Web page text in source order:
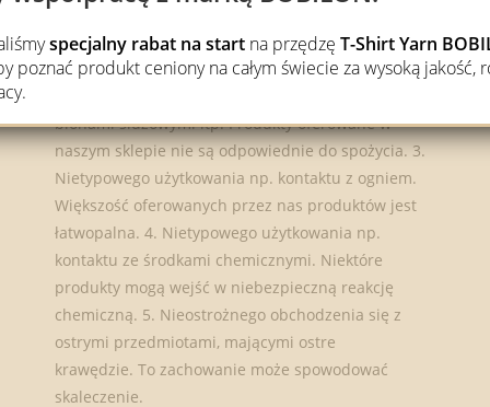
sznurkami, które w przypadku np. zaciśnięcia na
części ciała mogą prowadzić do niedokrwienia. 2.
Nietypowego użytkowania np. spożycia przez dzieci
błonami śluzowymi itp. Produkty oferowane w
naszym sklepie nie są odpowiednie do spożycia. 3.
Nietypowego użytkowania np. kontaktu z ogniem.
Większość oferowanych przez nas produktów jest
łatwopalna. 4. Nietypowego użytkowania np.
kontaktu ze środkami chemicznymi. Niektóre
produkty mogą wejść w niebezpieczną reakcję
chemiczną. 5. Nieostrożnego obchodzenia się z
ostrymi przedmiotami, mającymi ostre
krawędzie. To zachowanie może spowodować
skaleczenie.
specjalny rabat na start na przędzę T-Shirt Yarn
poznać produkt ceniony na całym świecie za wysoką jakość,